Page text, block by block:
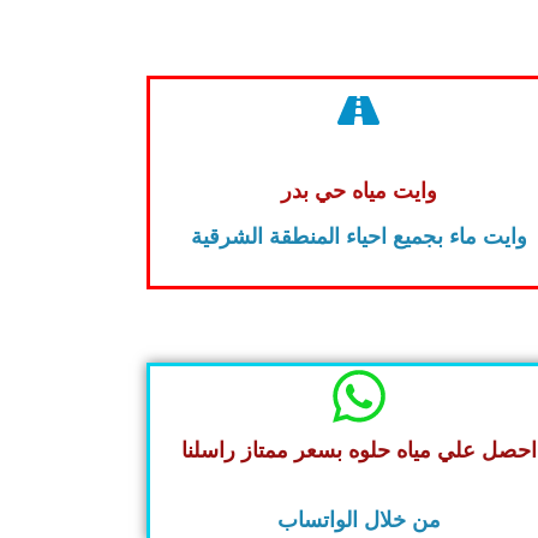
وايت مياه حي بدر
وايت ماء بجميع احياء المنطقة الشرقية
احصل علي مياه حلوه بسعر ممتاز راسلنا
من خلال الواتساب